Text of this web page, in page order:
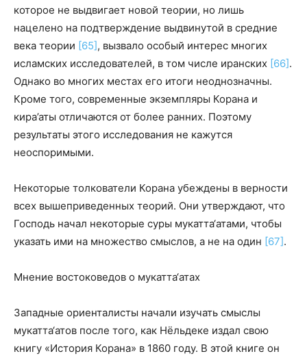
которое не выдвигает новой теории, но лишь
нацелено на подтверждение выдвинутой в средние
века теории [65], вызвало особый интерес многих
исламских исследователей, в том числе иранских [66].
Однако во многих местах его итоги неоднозначны.
Кроме того, современные экземпляры Корана и
кира’аты отличаются от более ранних. Поэтому
результаты этого исследования не кажутся
неоспоримыми.
Некоторые толкователи Корана убеждены в верности
всех вышеприведенных теорий. Они утверждают, что
Господь начал некоторые суры мукатта‘атами, чтобы
указать ими на множество смыслов, а не на один [67].
Мнение востоковедов о мукатта‘атах
Западные ориенталисты начали изучать смыслы
мукатта‘атов после того, как Нёльдеке издал свою
книгу «История Корана» в 1860 году. В этой книге он